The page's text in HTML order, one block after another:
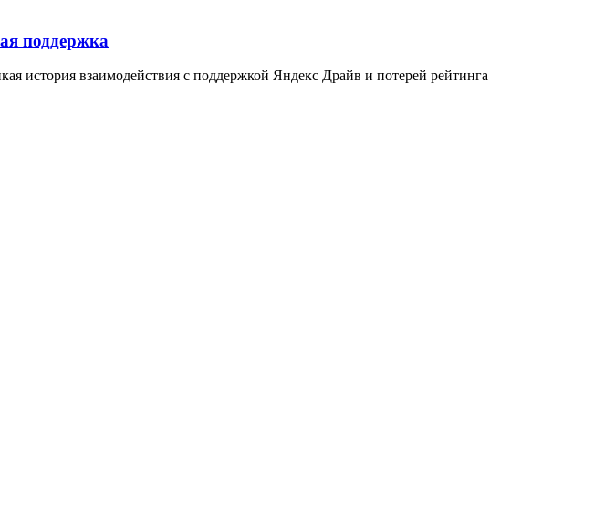
поддержка
история взаимодействия с поддержкой Яндекс Драйв и потерей рейтинга